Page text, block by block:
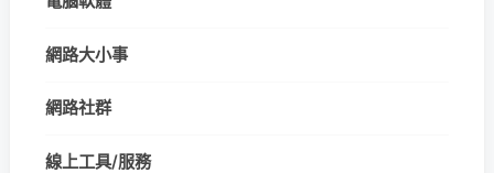
網路大小事
網路社群
線上工具/服務